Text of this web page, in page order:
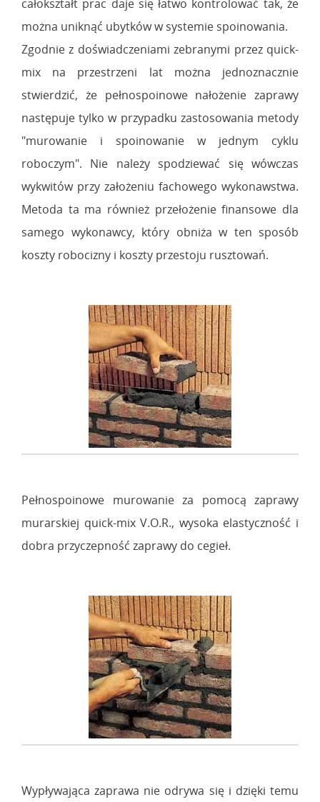
całokształt prac daje się łatwo kontrolować tak, że
można uniknąć ubytków w systemie spoinowania.
Zgodnie z doświadczeniami zebranymi przez quick-
mix na przestrzeni lat można jednoznacznie
stwierdzić, że pełnospoinowe nałożenie zaprawy
następuje tylko w przypadku zastosowania metody
"murowanie i spoinowanie w jednym cyklu
roboczym". Nie należy spodziewać się wówczas
wykwitów przy założeniu fachowego wykonawstwa.
Metoda ta ma również przełożenie finansowe dla
samego wykonawcy, który obniża w ten sposób
koszty robocizny i koszty przestoju rusztowań.
Pełnospoinowe murowanie za pomocą zaprawy
murarskiej quick-mix V.O.R., wysoka elastyczność i
dobra przyczepność zaprawy do cegieł.
Wypływająca zaprawa nie odrywa się i dzięki temu